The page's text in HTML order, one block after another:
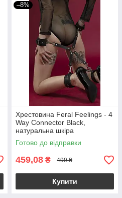
–8%
Хрестовина Feral Feelings - 4
Way Connector Black,
натуральна шкіра
Готово до відправки
459,08 ₴ 499 ₴
Купити